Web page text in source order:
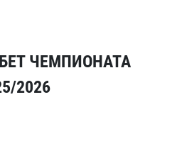
ЧЕМПИОНАТА
2026